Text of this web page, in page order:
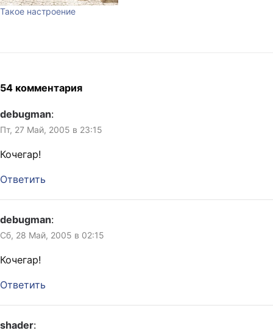
Такое настроение
54 комментария
debugman:
Пт, 27 Май, 2005 в 23:15
Кочегар!
Ответить
debugman:
Сб, 28 Май, 2005 в 02:15
Кочегар!
Ответить
shader: